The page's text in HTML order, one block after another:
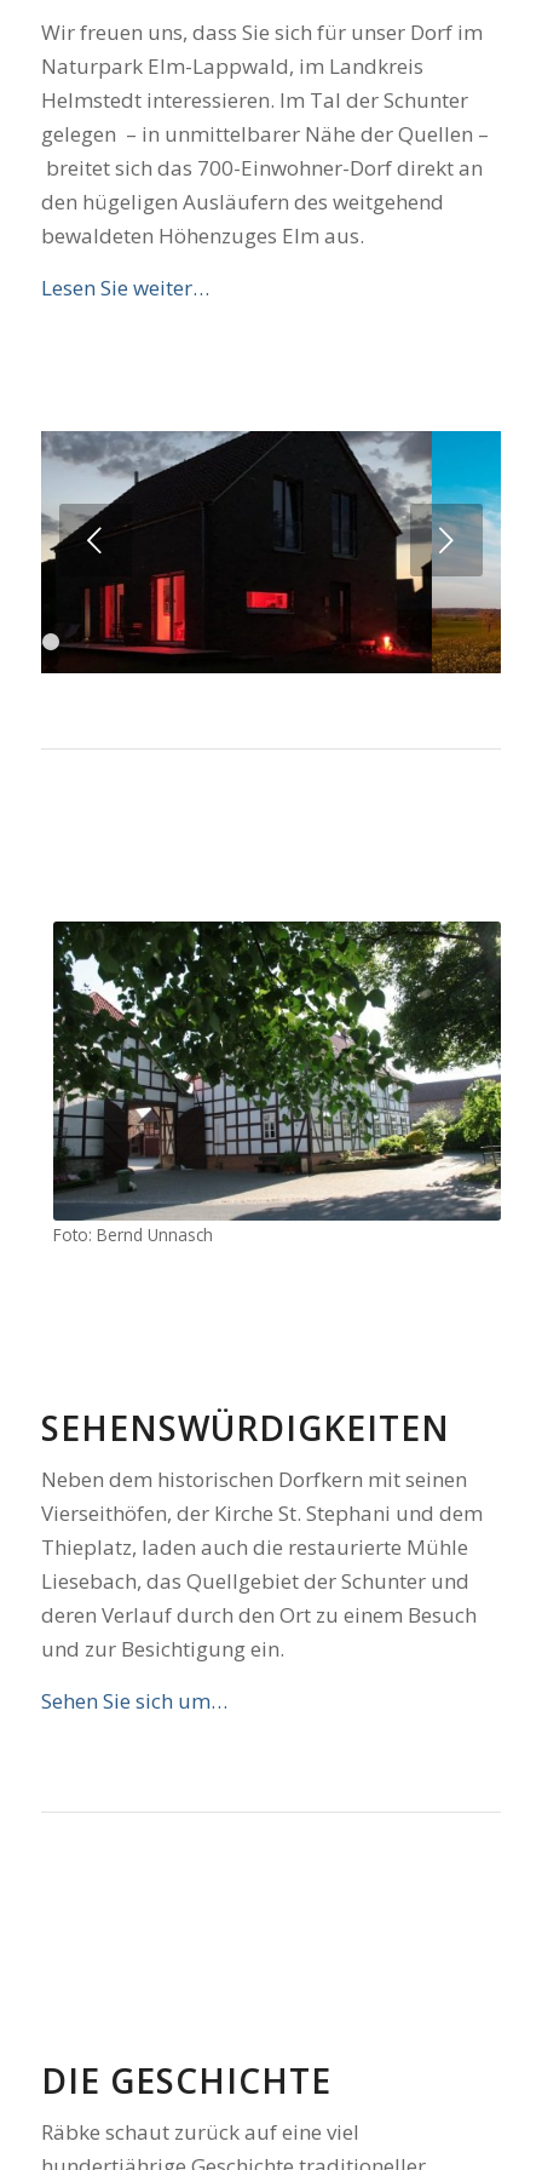
Wir freuen uns, dass Sie sich für unser Dorf im
Naturpark Elm-Lappwald, im Landkreis
Helmstedt interessieren. Im Tal der Schunter
gelegen – in unmittelbarer Nähe der Quellen –
breitet sich das 700-Einwohner-Dorf direkt an
den hügeligen Ausläufern des weitgehend
bewaldeten Höhenzuges Elm aus.
Lesen Sie weiter…
1
2
6
17
18
19
20
Vierseithof im Dorfkern
Foto: Bernd Unnasch
SEHENSWÜRDIGKEITEN
Neben dem historischen Dorfkern mit seinen
Vierseithöfen, der Kirche St. Stephani und dem
Thieplatz, laden auch die restaurierte Mühle
Liesebach, das Quellgebiet der Schunter und
deren Verlauf durch den Ort zu einem Besuch
und zur Besichtigung ein.
Sehen Sie sich um…
DIE GESCHICHTE
Räbke schaut zurück auf eine viel